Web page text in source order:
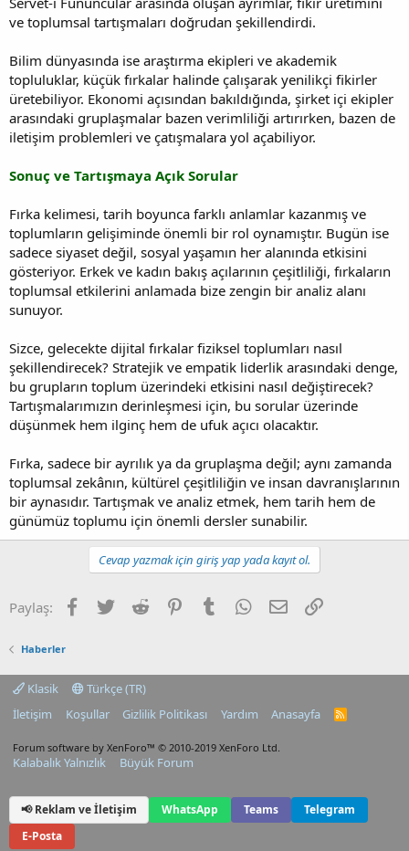
ve toplumsal tartışmaları doğrudan şekillendirdi.
Bilim dünyasında ise araştırma ekipleri ve akademik
topluluklar, küçük fırkalar halinde çalışarak yenilikçi fikirler
üretebiliyor. Ekonomi açısından bakıldığında, şirket içi ekipler
arasındaki gruplaşmalar bazen verimliliği artırırken, bazen de
iletişim problemleri ve çatışmalara yol açabiliyor.
Sonuç ve Tartışmaya Açık Sorular
Fırka kelimesi, tarih boyunca farklı anlamlar kazanmış ve
toplumların gelişiminde önemli bir rol oynamıştır. Bugün ise
sadece siyaset değil, sosyal yaşamın her alanında etkisini
gösteriyor. Erkek ve kadın bakış açılarının çeşitliliği, fırkaların
toplumsal etkilerini anlamada bize zengin bir analiz alanı
sunuyor.
Sizce, gelecekte dijital fırkalar fiziksel toplumları nasıl
şekillendirecek? Stratejik ve empatik liderlik arasındaki denge,
bu grupların toplum üzerindeki etkisini nasıl değiştirecek?
Tartışmalarımızın derinleşmesi için, bu sorular üzerinde
düşünmek hem ilginç hem de ufuk açıcı olacaktır.
Fırka, sadece bir ayrılık ya da gruplaşma değil; aynı zamanda
toplumsal zekânın, kültürel çeşitliliğin ve insan davranışlarının
bir aynasıdır. Tartışmak ve analiz etmek, hem tarih hem de
günümüz toplumu için önemli dersler sunabilir.
Cevap yazmak için giriş yap yada kayıt ol.
Paylaş: Facebook
TwitterReddit PinterestTumblrWhatsApp
E-postaLink
Haberler
Klasik
Türkçe (TR)
İletişim
Koşullar Gizlilik Politikası Yardım Anasayfa
R
Forum software by XenForo™ © 2010-2019 XenForo Ltd.
Kalabalık Yalnızlık Büyük Forum
📢 Reklam ve İletişim WhatsApp Teams
Telegram
E-Posta